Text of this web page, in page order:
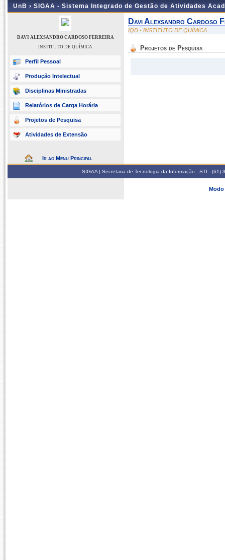
UnB › SIGAA - Sistema Integrado de Gestão de Atividades
DAVI ALEXSANDRO CARDOSO FERREIRA
INSTITUTO DE QUÍMICA
Perfil Pessoal
Produção Intelectual
Disciplinas Ministradas
Relatórios de Carga Horária
Projetos de Pesquisa
Atividades de Extensão
Ir ao Menu Principal
Davi Alexsandro Cardoso
IQD - INSTITUTO DE QUÍMICA
Projetos de Pesquisa
SIGAA | Secretaria de Tecnologia da Informação - STI -
Modo